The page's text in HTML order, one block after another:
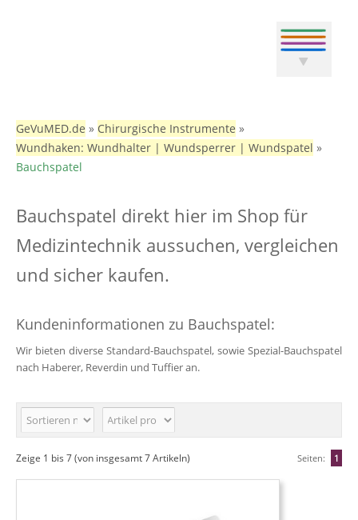
GeVuMED.de » Chirurgische Instrumente »
Wundhaken: Wundhalter | Wundsperrer | Wundspatel »
Bauchspatel
Bauchspatel direkt hier im Shop für
Medizintechnik aussuchen, vergleichen
und sicher kaufen.
Kundeninformationen zu Bauchspatel:
Wir bieten diverse Standard-Bauchspatel, sowie Spezial-Bauchspatel
nach Haberer, Reverdin und Tuffieran.
Zeige 1 bis 7(von insgesamt7Artikeln) Seiten: 1